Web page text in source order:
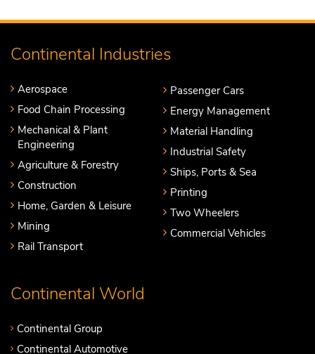
Continental Industries
Aerospace
Food Chain Processing
Mechanical & Plant
Engineering
Agriculture & Forestry
Construction
Home, Garden & Leisure
Mining
Rail Transport
Passenger Cars
Energy Management
Material Handling
Industrial Safety
Ships, Ports & Sea
Printing
Two Wheelers
Commercial Vehicles
Continental World
Continental Group
Continental Automotive